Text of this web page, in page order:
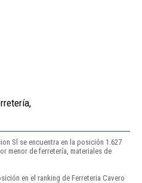
Sl se encuentra en la posición 1.627
menor de ferretería, materiales de
en el ranking de Ferreteria Cavero